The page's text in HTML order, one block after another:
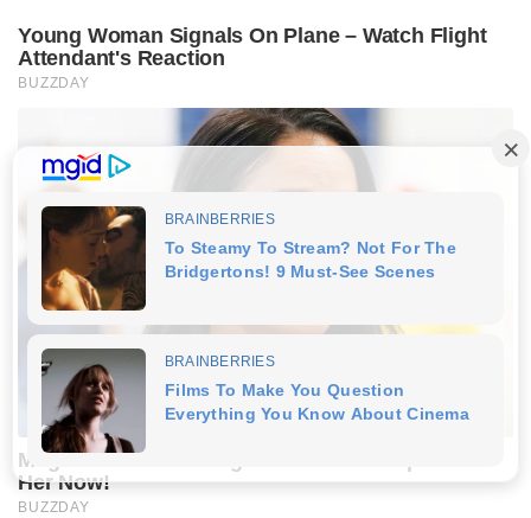
Young Woman Signals On Plane – Watch Flight
Attendant's Reaction
BUZZDAY
Meghan Markle's Daughter All Grown Up — See
Her Now!
BUZZDAY